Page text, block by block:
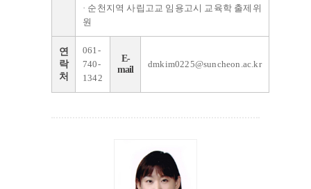
· 순천지역 사립고교 임용고시 교육학 출제위
원
연
락
처
061-
740-
1342
E-
mail
dmkim0225@suncheon.ac.kr